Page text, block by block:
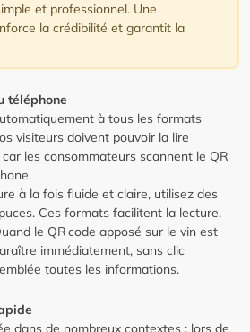
et professionnel. Une
la crédibilité et garantit la
téléphone
à tous les formats
visiteurs doivent pouvoir la lire
les consommateurs scannent le QR
à la fois fluide et claire, utilisez des
Ces formats facilitent la lecture,
le QR code apposé sur le vin est
immédiatement, sans clic
toutes les informations.
dans de nombreux contextes : lors de